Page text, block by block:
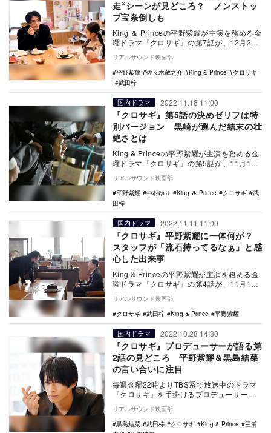
走“シーンが見どころ？ ノンストッ
プ宝条倒しも
King ＆ Princeの平野紫耀が主演を務める金
曜ドラマ『クロサギ』の第7話が、12月2日
リアルサウンド映画部
平野紫耀
佐々木蔵之介 King & Prince
クロサギ
武田梓
国内ドラマ 2022.11.18 11:00
『クロサギ』第5話の決めゼリフは特
別バージョン 黒崎が選んだ結末の壮
絶さとは
King & Princeの平野紫耀が主演を務める金
曜ドラマ『クロサギ』の第5話が、11月18
日にTBS系で放送される。…
リアルサウンド映画部
平野紫耀
中村ゆり King ＆ Prince クロサギ
武
田梓
国内ドラマ 2022.11.11 11:00
『クロサギ』平野紫耀に一体何が？
スタッフが「流石持ってるなぁ」と感
心した出来事
King & Princeの平野紫耀が主演を務める金
曜ドラマ『クロサギ』の第4話が、11月11
日にTBS系で放送される。…
リアルサウンド映画部
クロサギ
武田梓 King & Prince 平野紫耀
国内ドラマ 2022.10.28 14:30
『クロサギ』プロデューサーが語る第
2話の見どころ 平野紫耀＆黒島結菜
の言い合いに注目
毎週金曜22時よりTBS系で放送中のドラマ
『クロサギ』を手掛けるプロデューサー・
武田梓が、第2話の見どころや注目シーンを
語った。…
リアルサウンド映画部
黒島結菜
武田梓 クロサギ King & Prince
三浦